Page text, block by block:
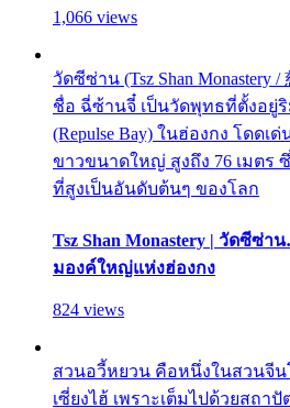
1,066 views
วัดซีซ่าน (Tsz Shan Monastery
ชื่อ ฉี่ซ้านจี๋ เป็นวัดพุทธที่ตั้งอยู่
(Repulse Bay) ในฮ่องกง โดด
ขาวขนาดใหญ่ สูงถึง 76 เมตร
ที่สูงเป็นอันดับต้นๆ ของโลก
Tsz Shan Monastery | วัดซีซ่
มองค์ใหญ่แห่งฮ่องกง
824 views
สวนอวี้หยวน คือหนึ่งในสวนจี
เซี่ยงไฮ้ เพราะเต็มไปด้วยสถ